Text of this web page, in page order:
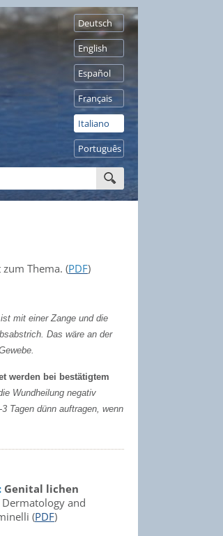
Deutsch
English
Español
Français
Italiano
Português
Thema. (PDF)
mit einer Zange und die
Das wäre an der
werden bei bestätigtem
Wundheilung negativ
Tagen dünn auftragen, wenn
Genital lichen
and
(PDF)